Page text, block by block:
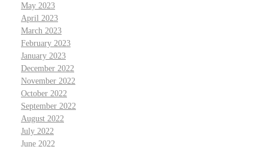
May 2023
April 2023
March 2023
February 2023
January 2023
December 2022
November 2022
October 2022
September 2022
August 2022
July 2022
June 2022